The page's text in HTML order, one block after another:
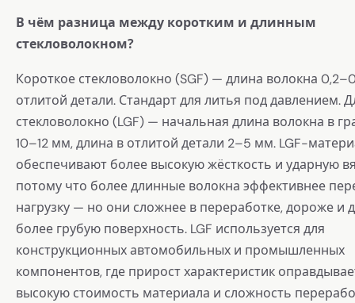
В чём разница между коротким и длинным
стекловолокном?
Короткое стекловолокно (SGF) — длина волокна
отлитой детали. Стандарт для литья под давлением.
стекловолокно (LGF) — начальная длина волокна в
10–12 мм, длина в отлитой детали 2–5 мм. LGF-
обеспечивают более высокую жёсткость и ударную
потому что более длинные волокна эффективнее
нагрузку — но они сложнее в переработке, дороже и
более грубую поверхность. LGF используется для
конструкционных автомобильных и промышленных
компонентов, где прирост характеристик
высокую стоимость материала и сложность